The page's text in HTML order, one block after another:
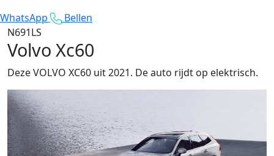
WhatsApp
Bellen
N691LS
Volvo Xc60
Deze VOLVO XC60 uit 2021. De auto rijdt op elektrisch.